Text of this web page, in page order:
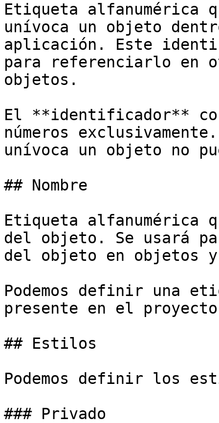
Etiqueta alfanumérica
unívoca un objeto
aplicación. Este
para referenciarlo en
objetos.
El **identificador**
números
unívoca un objeto no
## Nombre
Etiqueta alfanumérica
del objeto. Se usará
del objeto en objetos
Podemos definir una
presente en el
## Estilos
Podemos definir los
### Privado